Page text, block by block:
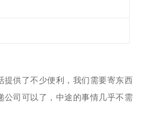
提供了不少便利，我们需要寄东西
公司可以了，中途的事情几乎不需